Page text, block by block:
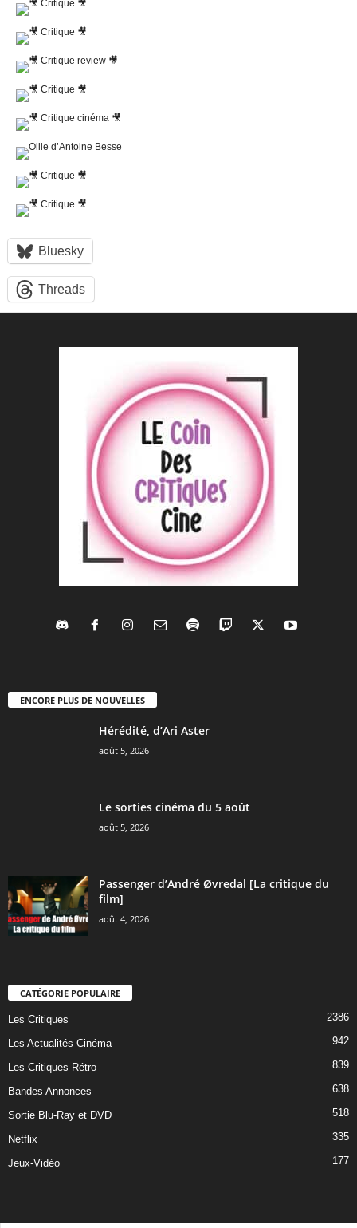
Bluesky
Threads
ENCORE PLUS DE NOUVELLES
Hérédité, d’Ari Aster
août 5, 2026
Le sorties cinéma du 5 août
août 5, 2026
Passenger d’André Øvredal [La critique du
film]
août 4, 2026
CATÉGORIE POPULAIRE
Les Critiques 2386
Les Actualités Cinéma 942
Les Critiques Rétro 839
Bandes Annonces 638
Sortie Blu-Ray et DVD 518
Netflix 335
Jeux-Vidéo 177